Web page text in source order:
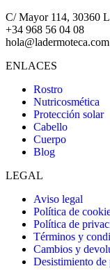
C/ Mayor 114, 30360
+34 968 56 04 08
hola@ladermoteca.com
ENLACES
Rostro
Nutricosmética
Protección solar
Cabello
Cuerpo
Blog
LEGAL
Aviso legal
Política de
Política de
Términos y
Cambios y
Desistimiento de